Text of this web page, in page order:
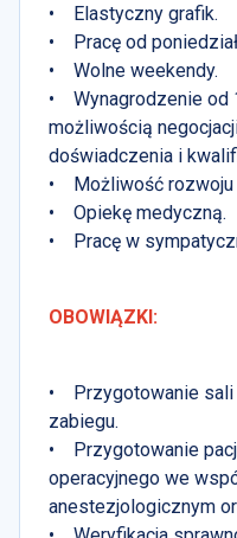
• Elastyczny grafik.
• Pracę od
• Wolne weekendy.
• Wynagrodzenie od
możliwością
doświadczenia i
• Możliwość rozwoju
• Opiekę medyczną.
• Pracę w
OBOWIĄZKI:
• Przygotowanie sali
zabiegu.
• Przygotowanie
operacyjnego we
anestezjologicznym